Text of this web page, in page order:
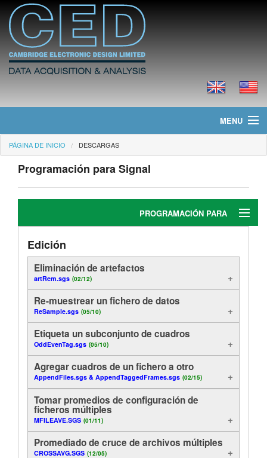
MENU
Página de Inicio
Noticias
Productos
Precios
Descargas
Tutorials
Soporte
Distribuidores
PÁGINA DE INICIO DESCARGAS
Programación para Signal
PROGRAMACIÓN PARA
Análisis
Visualización
Funciones útiles
En línea
Exportación
Edición
Eliminación de artefactos
artRem.sgs (02/12)
Re-muestrear un fichero de datos
ReSample.sgs (05/10)
Etiqueta un subconjunto de cuadros
OddEvenTag.sgs (05/10)
Agregar cuadros de un fichero a otro
AppendFiles.sgs & AppendTaggedFrames.sgs (02/15)
Tomar promedios de configuración de
ficheros múltiples
MFILEAVE.SGS (01/11)
Promediado de cruce de archivos múltiples
CROSSAVG.SGS (12/05)